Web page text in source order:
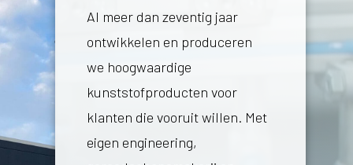
Al meer dan zeventig jaar
ontwikkelen en produceren
we hoogwaardige
kunststofproducten voor
klanten die vooruit willen. Met
eigen engineering,